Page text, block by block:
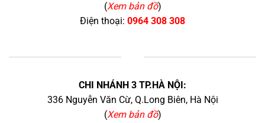
(Xem bản đồ)
Điện thoại: 0964 308 308
CHI NHÁNH 3 TP.HÀ NỘI:
336 Nguyễn Văn Cừ, Q.Long Biên, Hà Nội
(Xem bản đồ)